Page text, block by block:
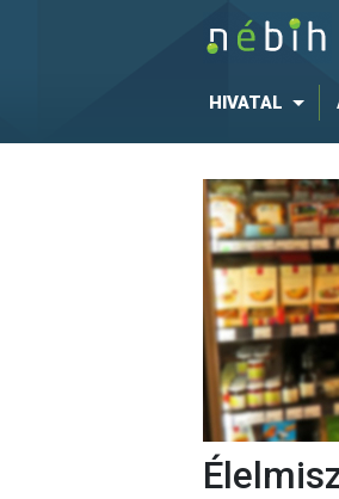
HIVATAL